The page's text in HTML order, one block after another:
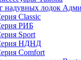
надувных лодок
Classic
РИБ
Sport
НДНД
Comfort